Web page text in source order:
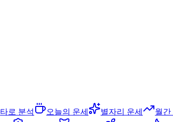
타로 분석 오늘의 운세 별자리 운세 월간